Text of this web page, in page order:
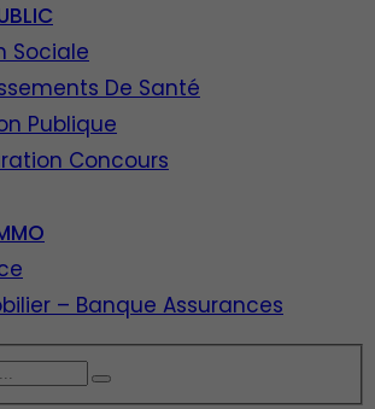
Sociale
De Santé
Publique
Concours
– Banque Assurances